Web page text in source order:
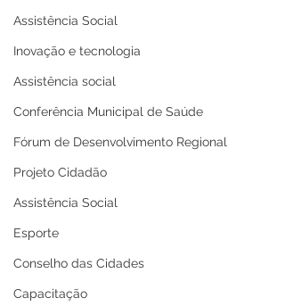
Assistência Social
Inovação e tecnologia
Assistência social
Conferência Municipal de Saúde
Fórum de Desenvolvimento Regional
Projeto Cidadão
Assistência Social
Esporte
Conselho das Cidades
Capacitação